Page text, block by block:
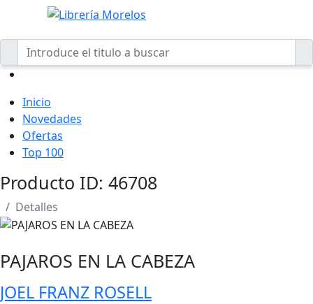
Inicio
Novedades
Ofertas
Top 100
Producto ID: 46708
Detalles
PAJAROS EN LA CABEZA
JOEL FRANZ ROSELL